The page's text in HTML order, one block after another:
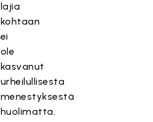
lajia
kohtaan
ei
ole
kasvanut
urheilullisesta
menestyksestä
huolimatta.